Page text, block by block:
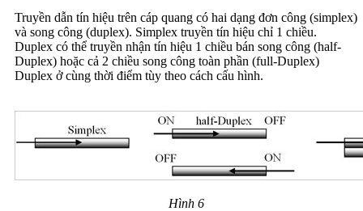
Truyền dẫn tín hiệu trên cáp quang có hai dạng đơn công (simplex)
và song công (duplex). Simplex truyền tín hiệu chỉ 1 chiều.
Duplex có thể truyền nhận tín hiệu 1 chiều bán song công (half-
Duplex) hoặc cả 2 chiều song công toàn phần (full-Duplex)
Duplex ở cùng thời điểm tùy theo cách cấu hình.
Hình 6